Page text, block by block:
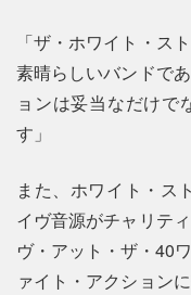
「ザ・ホワイト・ス
素晴らしいバンドで
ョンは妥当なだけで
す」
また、ホワイト・ス
イヴ音源がチャリテ
ヴ・アット・ザ・40
ァイト・アクション